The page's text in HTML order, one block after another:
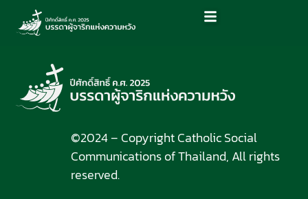
©2024 – Copyright Catholic Social
Communications of Thailand, All rights
reserved.